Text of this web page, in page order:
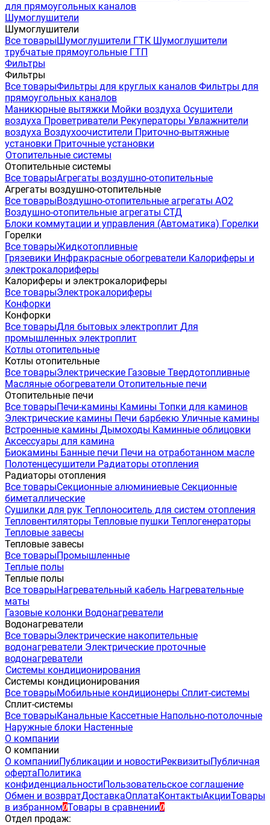
для прямоугольных каналов
Шумоглушители
Шумоглушители
Все товарыШумоглушители ГТК Шумоглушители
трубчатые прямоугольные ГТП
Фильтры
Фильтры
Все товарыФильтры для круглых каналов Фильтры для
прямоугольных каналов
Маникюрные вытяжки Мойки воздуха Осушители
воздуха Проветриватели Рекуператоры Увлажнители
воздуха Воздухоочистители Приточно-вытяжные
установки Приточные установки
Отопительные системы
Отопительные системы
Все товарыАгрегаты воздушно-отопительные
Агрегаты воздушно-отопительные
Все товарыВоздушно-отопительные агрегаты АО2
Воздушно-отопительные агрегаты СТД
Блоки коммутации и управления (Автоматика) Горелки
Горелки
Все товарыЖидкотопливные
Грязевики Инфракрасные обогреватели Калориферы и
электрокалориферы
Калориферы и электрокалориферы
Все товарыЭлектрокалориферы
Конфорки
Конфорки
Все товарыДля бытовых электроплит Для
промышленных электроплит
Котлы отопительные
Котлы отопительные
Все товарыЭлектрические Газовые Твердотопливные
Масляные обогреватели Отопительные печи
Отопительные печи
Все товарыПечи-камины Камины Топки для каминов
Электрические камины Печи барбекю Уличные камины
Встроенные камины Дымоходы Каминные облицовки
Аксессуары для камина
Биокамины Банные печи Печи на отработанном масле
Полотенцесушители Радиаторы отопления
Радиаторы отопления
Все товарыСекционные алюминиевые Секционные
биметаллические
Сушилки для рук Теплоноситель для систем отопления
Тепловентиляторы Тепловые пушки Теплогенераторы
Тепловые завесы
Тепловые завесы
Все товарыПромышленные
Теплые полы
Теплые полы
Все товарыНагревательный кабель Нагревательные
маты
Газовые колонки Водонагреватели
Водонагреватели
Все товарыЭлектрические накопительные
водонагреватели Электрические проточные
водонагреватели
Системы кондиционирования
Системы кондиционирования
Все товарыМобильные кондиционеры Сплит-системы
Сплит-системы
Все товарыКанальные Кассетные Напольно-потолочные
Наружные блоки Настенные
О компании
О компании
О компанииПубликации и новостиРеквизитыПубличная
офертаПолитика
конфиденциальностиПользовательское соглашение
Обмен и возвратДоставкаОплатаКонтактыАкцииТовары
в избранном0Товары в сравнении0
Отдел продаж: